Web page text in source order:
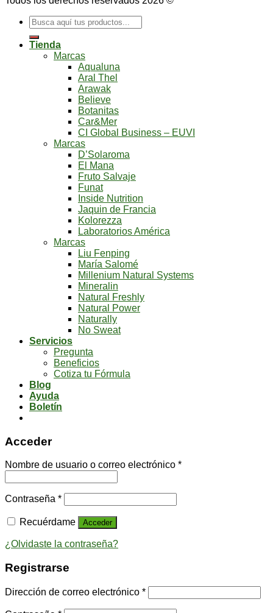
Buscar
por:
Tienda
Marcas
Aqualuna
Aral Thel
Arawak
Believe
Botanitas
Car&Mer
CI Global Business – EUVI
Marcas
D’Solaroma
El Mana
Fruto Salvaje
Funat
Inside Nutrition
Jaquin de Francia
Kolorezza
Laboratorios América
Marcas
Liu Fenping
María Salomé
Millenium Natural Systems
Mineralin
Natural Freshly
Natural Power
Naturally
No Sweat
Servicios
Pregunta
Beneficios
Cotiza tu Fórmula
Blog
Ayuda
Boletín
Acceder
Nombre de usuario o correo electrónico *
Contraseña *
Recuérdame Acceder
¿Olvidaste la contraseña?
Registrarse
Dirección de correo electrónico *